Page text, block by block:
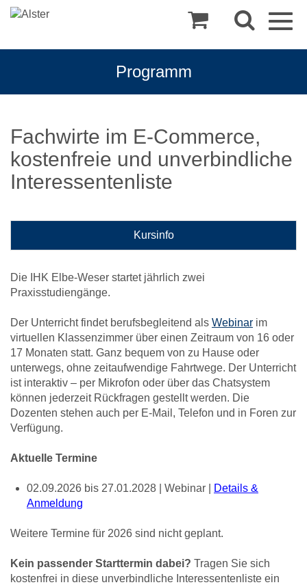
Programm
Fachwirte im E-Commerce,
kostenfreie und unverbindliche
Interessentenliste
Kursinfo
Die IHK Elbe-Weser startet jährlich zwei
Praxisstudiengänge.
Der Unterricht findet berufsbegleitend als Webinar im
virtuellen Klassenzimmer über einen Zeitraum von 16 oder
17 Monaten statt. Ganz bequem von zu Hause oder
unterwegs, ohne zeitaufwendige Fahrtwege. Der Unterricht
ist interaktiv – per Mikrofon oder über das Chatsystem
können jederzeit Rückfragen gestellt werden. Die
Dozenten stehen auch per E-Mail, Telefon und in Foren zur
Verfügung.
Aktuelle Termine
02.09.2026 bis 27.01.2028 | Webinar |
Details &
Anmeldung
Weitere Termine für 2026 sind nicht geplant.
Kein passender Starttermin dabei? Tragen Sie sich
kostenfrei in diese unverbindliche Interessentenliste ein